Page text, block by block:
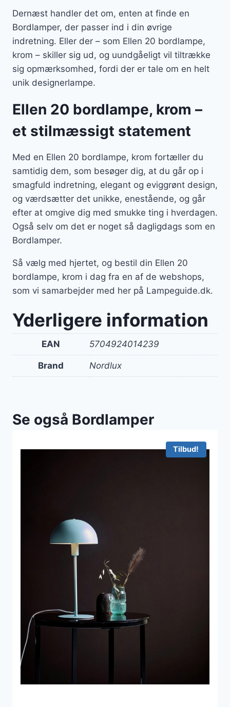
Dernæst handler det om, enten at finde en
Bordlamper, der passer ind i din øvrige
indretning. Eller der – som Ellen 20 bordlampe,
krom – skiller sig ud, og uundgåeligt vil tiltrække
sig opmærksomhed, fordi der er tale om en helt
unik designerlampe.
Ellen 20 bordlampe, krom –
et stilmæssigt statement
Med en Ellen 20 bordlampe, krom fortæller du
samtidig dem, som besøger dig, at du går op i
smagfuld indretning, elegant og eviggrønt design,
og værdsætter det unikke, enestående, og går
efter at omgive dig med smukke ting i hverdagen.
Også selv om det er noget så dagligdags som en
Bordlamper.
Så vælg med hjertet, og bestil din Ellen 20
bordlampe, krom i dag fra en af de webshops,
som vi samarbejder med her på Lampeguide.dk.
Yderligere information
EAN 5704924014239
Brand Nordlux
Se også Bordlamper
Tilbud!